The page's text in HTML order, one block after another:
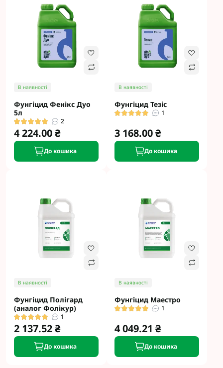
В наявності
Фунгіцид Фенікс Дуо
5л
2
4 224.00 ₴
До кошика
В наявності
Фунгіцид Тезіс
1
3 168.00 ₴
До кошика
В наявності
Фунгіцид Полігард
(аналог Фолікур)
1
2 137.52 ₴
До кошика
В наявності
Фунгіцид Маестро
1
4 049.21 ₴
До кошика